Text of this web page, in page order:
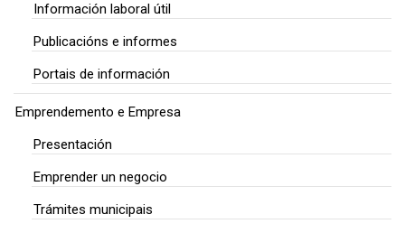
Información laboral útil
Publicacións e informes
Portais de información
Emprendemento e Empresa
Presentación
Emprender un negocio
Trámites municipais